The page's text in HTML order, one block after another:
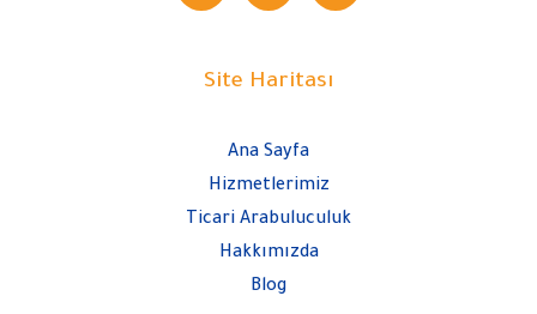
Site Haritası
Ana Sayfa
Hizmetlerimiz
Ticari Arabuluculuk
Hakkımızda
Blog